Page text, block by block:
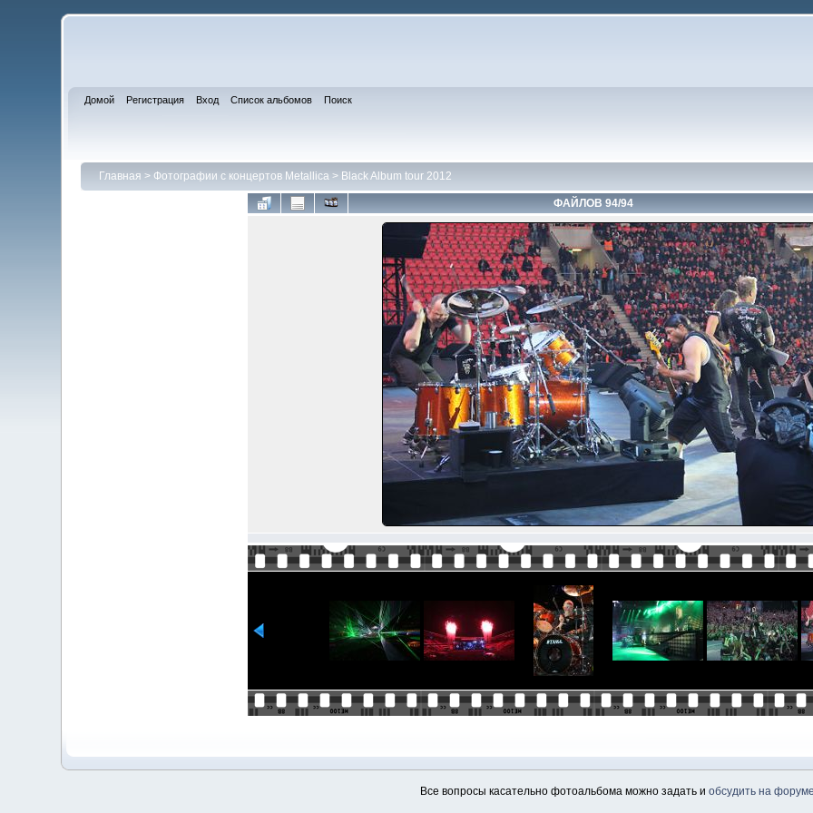
Домой Регистрация Вход Список альбомов Поиск
Главная > Фотографии с концертов Metallica> Black Album tour 2012
ФАЙЛОВ 94/94
Все вопросы касательно фотоальбома можно задать и обсудить на